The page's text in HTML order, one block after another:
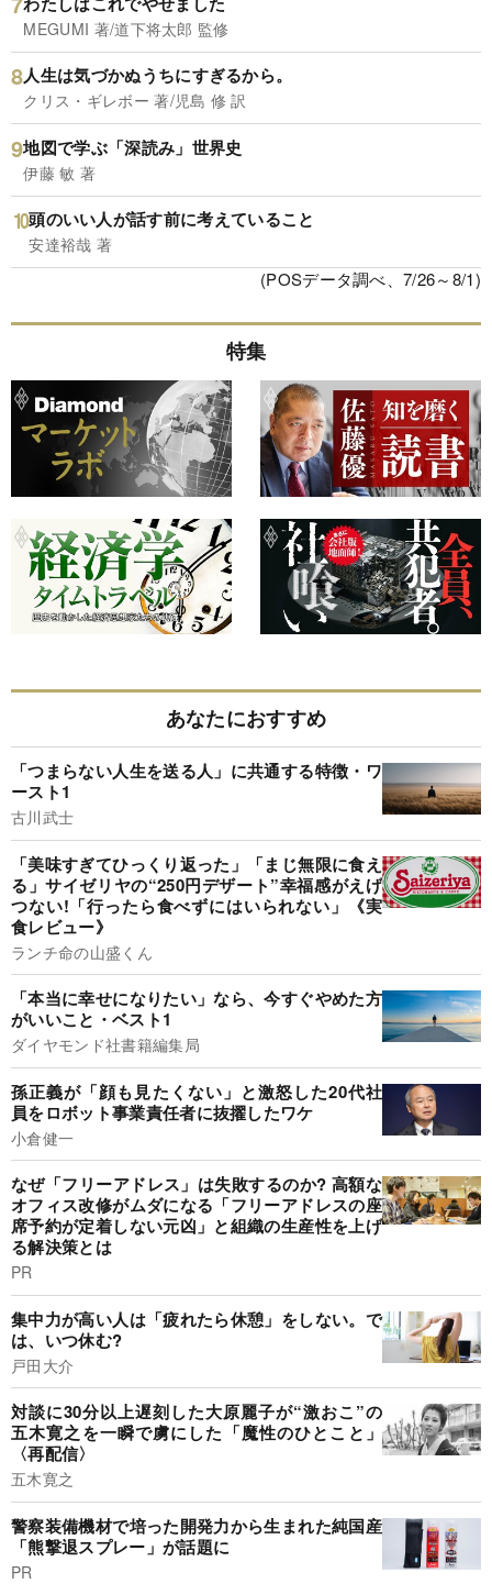
MEGUMI 著/道下将太郎 監修
人生は気づかぬうちにすぎるから。
クリス・ギレボー 著/児島 修 訳
地図で学ぶ「深読み」世界史
伊藤 敏 著
頭のいい人が話す前に考えていること
安達裕哉 著
(POSデータ調べ、7/26～8/1)
特集
あなたにおすすめ
「つまらない人生を送る人」に共通する特徴・ワ
ースト1
古川武士
「美味すぎてひっくり返った」「まじ無限に食え
る」サイゼリヤの“250円デザート”幸福感がえげ
つない!「行ったら食べずにはいられない」《実
食レビュー》
ランチ命の山盛くん
「本当に幸せになりたい」なら、今すぐやめた方
がいいこと・ベスト1
ダイヤモンド社書籍編集局
孫正義が「顔も見たくない」と激怒した20代社
員をロボット事業責任者に抜擢したワケ
小倉健一
なぜ「フリーアドレス」は失敗するのか? 高額な
オフィス改修がムダになる「フリーアドレスの座
席予約が定着しない元凶」と組織の生産性を上げ
る解決策とは
PR
集中力が高い人は「疲れたら休憩」をしない。で
は、いつ休む?
戸田大介
対談に30分以上遅刻した大原麗子が“激おこ”の
五木寛之を一瞬で虜にした「魔性のひとこと」
〈再配信〉
五木寛之
警察装備機材で培った開発力から生まれた純国産
「熊撃退スプレー」が話題に
PR